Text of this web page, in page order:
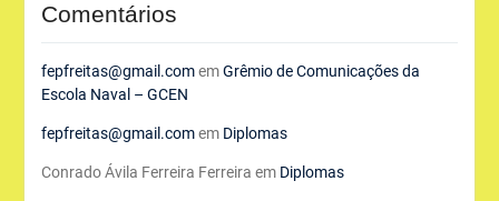
Comentários
fepfreitas@gmail.comemGrêmio de Comunicações da
Escola Naval – GCEN
fepfreitas@gmail.comem Diplomas
Conrado Ávila Ferreira Ferreira em Diplomas